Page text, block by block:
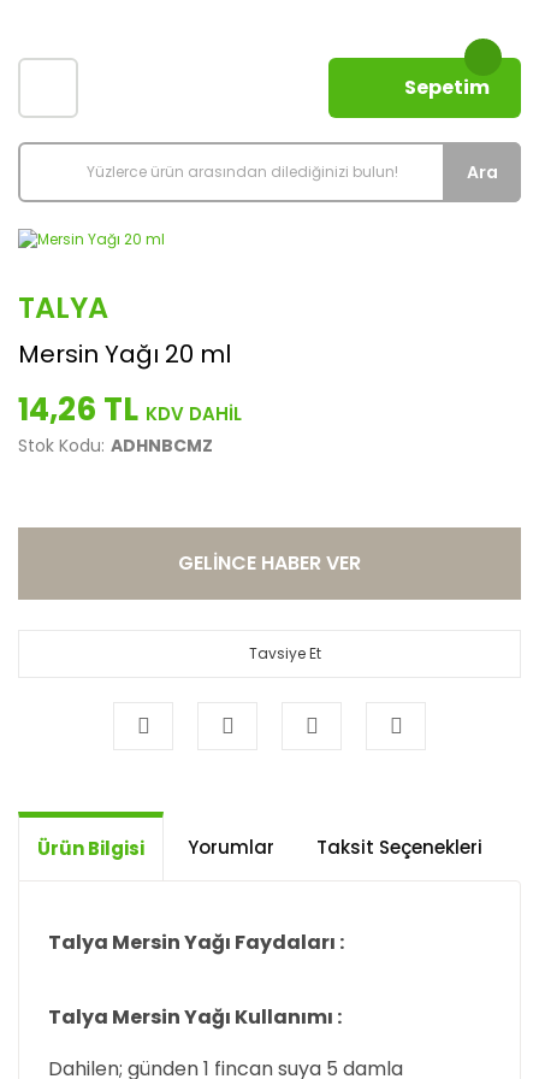
Ara
Sepetim
TALYA
Mersin Yağı 20 ml
14,26 TL
Stok Kodu: ADHNBCMZ
GELİNCE HABER VER
Tavsiye Et
Ürün Bilgisi Yorumlar Taksit Seçenekleri
Talya Mersin Yağı Faydaları :
Talya Mersin Yağı Kullanımı :
Dahilen; günden 1 fincan suya 5 damla